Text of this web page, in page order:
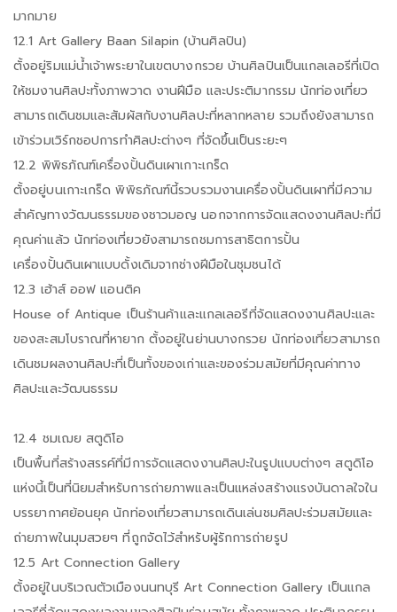
มากมาย
12.1 Art Gallery Baan Silapin (บ้านศิลปิน)
ตั้งอยู่ริมแม่น้ำเจ้าพระยาในเขตบางกรวย บ้านศิลปินเป็นแกลเลอรีที่เปิด
ให้ชมงานศิลปะทั้งภาพวาด งานฝีมือ และประติมากรรม นักท่องเที่ยว
สามารถเดินชมและสัมผัสกับงานศิลปะที่หลากหลาย รวมถึงยังสามารถ
เข้าร่วมเวิร์กชอปการทำศิลปะต่างๆ ที่จัดขึ้นเป็นระยะๆ
12.2 พิพิธภัณฑ์เครื่องปั้นดินเผาเกาะเกร็ด
ตั้งอยู่บนเกาะเกร็ด พิพิธภัณฑ์นี้รวบรวมงานเครื่องปั้นดินเผาที่มีความ
สำคัญทางวัฒนธรรมของชาวมอญ นอกจากการจัดแสดงงานศิลปะที่มี
คุณค่าแล้ว นักท่องเที่ยวยังสามารถชมการสาธิตการปั้น
เครื่องปั้นดินเผาแบบดั้งเดิมจากช่างฝีมือในชุมชนได้
12.3 เฮ้าส์ ออฟ แอนติค
House of Antique เป็นร้านค้าและแกลเลอรีที่จัดแสดงงานศิลปะและ
ของสะสมโบราณที่หายาก ตั้งอยู่ในย่านบางกรวย นักท่องเที่ยวสามารถ
เดินชมผลงานศิลปะที่เป็นทั้งของเก่าและของร่วมสมัยที่มีคุณค่าทาง
ศิลปะและวัฒนธรรม
12.4 ชมเฌย สตูดิโอ
เป็นพื้นที่สร้างสรรค์ที่มีการจัดแสดงงานศิลปะในรูปแบบต่างๆ สตูดิโอ
แห่งนี้เป็นที่นิยมสำหรับการถ่ายภาพและเป็นแหล่งสร้างแรงบันดาลใจใน
บรรยากาศย้อนยุค นักท่องเที่ยวสามารถเดินเล่นชมศิลปะร่วมสมัยและ
ถ่ายภาพในมุมสวยๆ ที่ถูกจัดไว้สำหรับผู้รักการถ่ายรูป
12.5 Art Connection Gallery
ตั้งอยู่ในบริเวณตัวเมืองนนทบุรี Art Connection Gallery เป็นแกล